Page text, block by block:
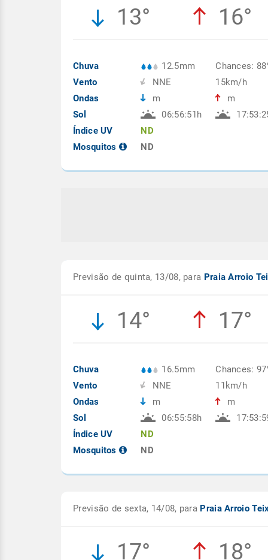
13° 16°
Chuva
Vento
Ondas
Sol
Índice UV
Mosquitos
12.5mm
NNE
m
06:56:51h
ND
ND
Chances:
15km/h
m
Previsão de quinta, 13/08, para Praia Arroio
14° 17°
Chuva
Vento
Ondas
Sol
Índice UV
Mosquitos
16.5mm
NNE
m
06:55:58h
ND
ND
Chances:
11km/h
m
Previsão de sexta, 14/08, para Praia Arroio
17° 18°